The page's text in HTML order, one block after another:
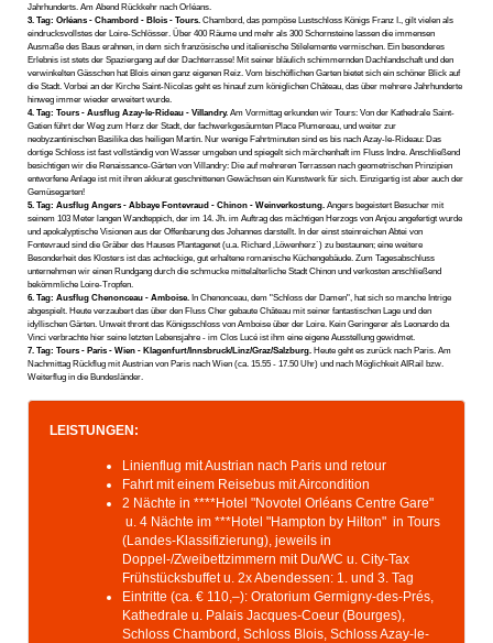
Jahrhunderts. Am Abend Rückkehr nach Orléans.
3. Tag: Orléans - Chambord - Blois - Tours. Chambord, das pompöse Lustschloss Königs Franz I., gilt vielen als
eindrucksvollstes der Loire-Schlösser. Über 400 Räume und mehr als 300 Schornsteine lassen die immensen
Ausmaße des Baus erahnen, in dem sich französische und italienische Stilelemente vermischen. Ein besonderes
Erlebnis ist stets der Spaziergang auf der Dachterrasse! Mit seiner bläulich schimmernden Dachlandschaft und den
verwinkelten Gässchen hat Blois einen ganz eigenen Reiz. Vom bischöflichen Garten bietet sich ein schöner Blick auf
die Stadt. Vorbei an der Kirche Saint-Nicolas geht es hinauf zum königlichen Château, das über mehrere Jahrhunderte
hinweg immer wieder erweitert wurde.
4. Tag: Tours - Ausflug Azay-le-Rideau - Villandry. Am Vormittag erkunden wir Tours: Von der Kathedrale Saint-
Gatien führt der Weg zum Herz der Stadt, der fachwerkgesäumten Place Plumereau, und weiter zur
neobyzantinischen Basilika des heiligen Martin. Nur wenige Fahrtminuten sind es bis nach Azay-le-Rideau: Das
dortige Schloss ist fast vollständig von Wasser umgeben und spiegelt sich märchenhaft im Fluss Indre. Anschließend
besichtigen wir die Renaissance-Gärten von Villandry: Die auf mehreren Terrassen nach geometrischen Prinzipien
entworfene Anlage ist mit ihren akkurat geschnittenen Gewächsen ein Kunstwerk für sich. Einzigartig ist aber auch der
Gemüsegarten!
5. Tag: Ausflug Angers - Abbaye Fontevraud - Chinon - Weinverkostung. Angers begeistert Besucher mit
seinem 103 Meter langen Wandteppich, der im 14. Jh. im Auftrag des mächtigen Herzogs von Anjou angefertigt wurde
und apokalyptische Visionen aus der Offenbarung des Johannes darstellt. In der einst steinreichen Abtei von
Fontevraud sind die Gräber des Hauses Plantagenet (u.a. Richard ‚Löwenherz`) zu bestaunen; eine weitere
Besonderheit des Klosters ist das achteckige, gut erhaltene romanische Küchengebäude. Zum Tagesabschluss
unternehmen wir einen Rundgang durch die schmucke mittelalterliche Stadt Chinon und verkosten anschließend
bekömmliche Loire-Tropfen.
6. Tag: Ausflug Chenonceau - Amboise. In Chenonceau, dem "Schloss der Damen", hat sich so manche Intrige
abgespielt. Heute verzaubert das über den Fluss Cher gebaute Château mit seiner fantastischen Lage und den
idyllischen Gärten. Unweit thront das Königsschloss von Amboise über der Loire. Kein Geringerer als Leonardo da
Vinci verbrachte hier seine letzten Lebensjahre - im Clos Lucé ist ihm eine eigene Ausstellung gewidmet.
7. Tag: Tours - Paris - Wien - Klagenfurt/Innsbruck/Linz/Graz/Salzburg. Heute geht es zurück nach Paris. Am
Nachmittag Rückflug mit Austrian von Paris nach Wien (ca. 15.55 - 17.50 Uhr) und nach Möglichkeit AIRail bzw.
Weiterflug in die Bundesländer.
LEISTUNGEN:
Linienflug mit Austrian nach Paris und retour
Fahrt mit einem Reisebus mit Aircondition
2 Nächte in ****Hotel "Novotel Orléans Centre Gare"
u. 4 Nächte im ***Hotel "Hampton by Hilton" in Tours
(Landes-Klassifizierung), jeweils in
Doppel-/Zweibettzimmern mit Du/WC u. City-Tax
Frühstücksbuffet u. 2x Abendessen: 1. und 3. Tag
Eintritte (ca. € 110,–): Oratorium Germigny-des-Prés,
Kathedrale u. Palais Jacques-Coeur (Bourges),
Schloss Chambord, Schloss Blois, Schloss Azay-le-